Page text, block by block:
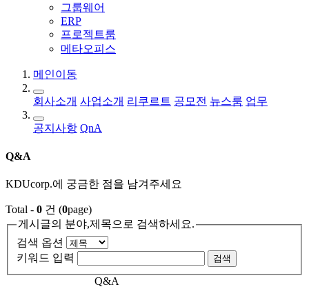
그룹웨어
ERP
프로젝트룸
메타오피스
메인이동
회사소개 사업소개 리쿠르트 공모전 뉴스룸 업무
공지사항 QnA
Q&A
KDUcorp.에 궁금한 점을 남겨주세요
Total - 0 건 (0page)
게시글의 분야,제목으로 검색하세요.
검색 옵션
키워드 입력
검색
Q&A